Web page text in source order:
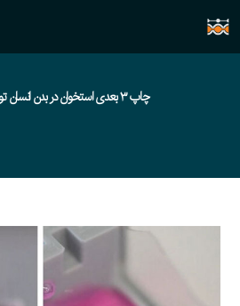
چاپ ۳ بعدی استخوان در بدن انسان توسط محقق ایرانی